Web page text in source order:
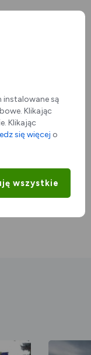
instalowane są
Klikając
Klikając
się więcej o
wszystkie